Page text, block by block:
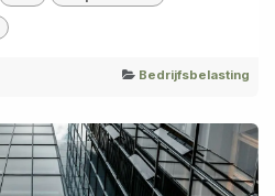
Bedrijfsbelasting